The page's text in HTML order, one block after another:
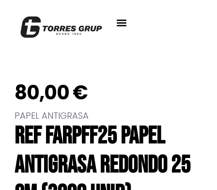
80,00€
PAPEL ANTIGRASA
REF FARPFF25 PAPEL
ANTIGRASA REDONDO 25